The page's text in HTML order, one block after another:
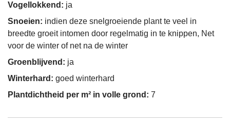
Vogellokkend: ja
Snoeien: indien deze snelgroeiende plant te veel in
breedte groeit intomen door regelmatig in te knippen, Net
voor de winter of net na de winter
Groenblijvend: ja
Winterhard: goed winterhard
Plantdichtheid per m² in volle grond: 7